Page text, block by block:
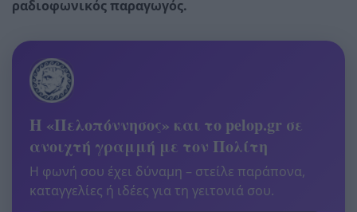
ραδιοφωνικός παραγωγός.
Η «Πελοπόννησος» και το pelop.gr σε
ανοιχτή γραμμή με τον Πολίτη
Η φωνή σου έχει δύναμη – στείλε παράπονα,
καταγγελίες ή ιδέες για τη γειτονιά σου.